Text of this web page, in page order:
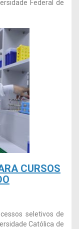
Federal de
CURSOS
seletivos de
Católica de